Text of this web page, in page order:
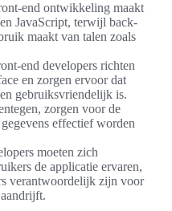
end ontwikkeling maakt
JavaScript, terwijl back-
maakt van talen zoals
end developers richten
en zorgen ervoor dat
gebruiksvriendelijk is.
zorgen voor de
effectief worden
moeten zich
de applicatie ervaren,
verantwoordelijk zijn voor